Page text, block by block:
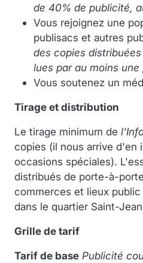
de 40% de publicité,
Vous rejoignez une
publisacs et autres
des copies
lues par au moins
Vous soutenez un
Tirage et distribution
Le tirage minimum de
copies (il nous arrive d'en
occasions spéciales).
distribués de porte-à-
commerces et lieux
dans le quartier Saint-
Grille de tarif
Tarif de base Publicité